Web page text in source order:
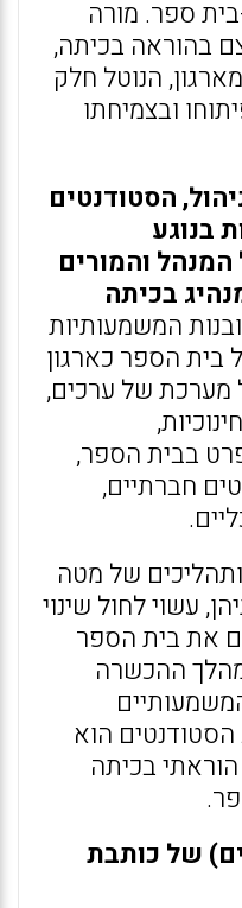
ספר. מורה
בהוראה בכיתה,
הנוטל חלק
ובצמיחתו
הסטודנטים
בנוגע
והמורים
בכיתה
המשמעותיות
בית הספר כארגון
מערכת של ערכים,
בבית הספר,
חברתיים,
של מטה
עשוי לחול שינוי
את בית הספר
ההכשרה
הוא
בכיתה
של כותבת